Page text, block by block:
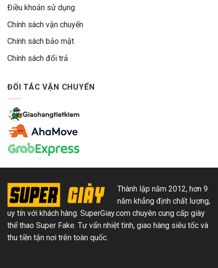
Điều khoản sử dụng
Chính sách vận chuyển
Chính sách bảo mật
Chính sách đổi trả
ĐỐI TÁC VẬN CHUYỂN
Thành lập năm 2012, hơn 9
năm khẳng định chất lượng,
uy tín với khách hàng. SuperGiay.com chuyên cung cấp giày
thể thao Super Fake. Tư vấn nhiệt tình, giao hàng siêu tốc và
thu tiền tận nơi trên toàn quốc.